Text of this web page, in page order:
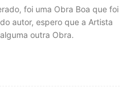
foi uma Obra Boa que foi
autor, espero que a Artista
outra Obra.